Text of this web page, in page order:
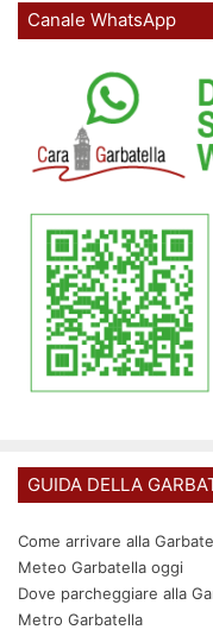
Canale WhatsApp
GUIDA DELLA
Come arrivare alla
Meteo Garbatella oggi
Dove parcheggiare alla
Metro Garbatella